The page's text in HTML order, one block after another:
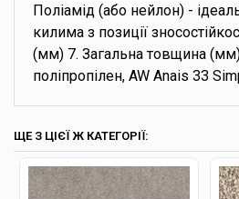
Поліамід (або нейлон) -
килима з позиції
(мм) 7. Загальна товщина
поліпропілен, AW Anais 33
ЩЕ З ЦІЄЇ Ж КАТЕГОРІЇ: